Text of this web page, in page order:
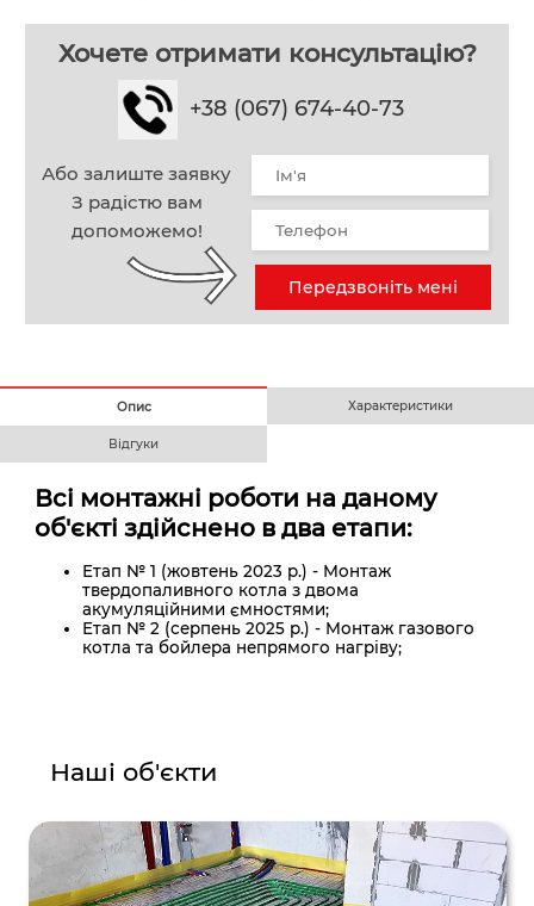
Хочете отримати консультацію?
+38 (067) 674-40-73
Або залиште заявку
З радістю вам
допоможемо!
Передзвоніть мені
Опис Характеристики
Відгуки
Всі монтажні роботи на даному
об'єкті здійснено в два етапи:
Етап № 1 (жовтень 2023 р.) - Монтаж
твердопаливного котла з двома
акумуляційними ємностями;
Етап № 2 (серпень 2025 р.) - Монтаж газового
котла та бойлера непрямого нагріву;
Наші об'єкти